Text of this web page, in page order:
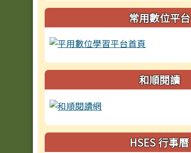
常用數位平台
和順閱讀
HSES 行事曆